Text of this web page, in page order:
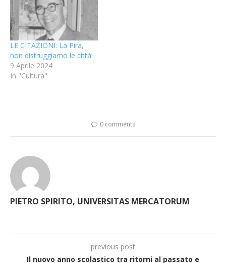
LE CITAZIONI: La Pira,
non distruggiamo le città!
9 Aprile 2024
In "Cultura"
0 comments
PIETRO SPIRITO, UNIVERSITAS MERCATORUM
previous post
Il nuovo anno scolastico tra ritorni al passato e